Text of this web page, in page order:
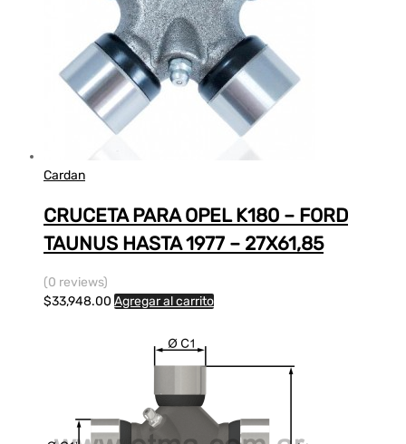
Cardan
CRUCETA PARA OPEL K180 – FORD
TAUNUS HASTA 1977 – 27X61,85
(0 reviews)
$33,948.00 Agregar al carrito